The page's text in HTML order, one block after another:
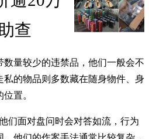
查
量较少的违禁品，他们一般会不
的物品则多数藏在随身物件、身
置。
们面对盘问时会对答如流，行为